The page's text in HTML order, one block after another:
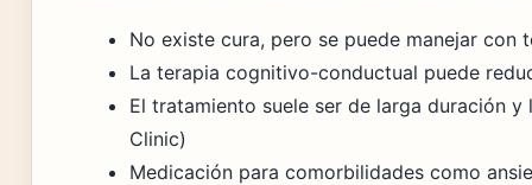
No existe cura, pero se puede manejar con
La terapia cognitivo-conductual puede
El tratamiento suele ser de larga duración
Clinic)
Medicación para comorbilidades como